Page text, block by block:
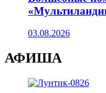
03.08.2026
АФИША